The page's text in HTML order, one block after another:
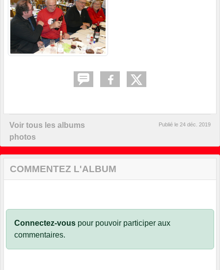
Voir tous les albums
photos
Publié le 24 déc. 2019
COMMENTEZ L'ALBUM
Connectez-vous pour pouvoir participer aux
commentaires.